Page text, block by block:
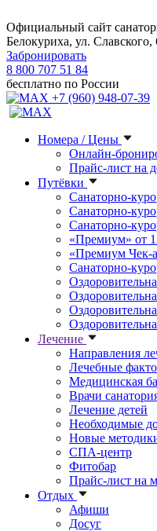
Официальный сайт
Белокуриха, ул. Славского,
Забронировать
8 800 707 51 84
бесплатно по России
+7 (960) 948-07-39
Номера / Цены
Онлайн-
Прайс-лист на
Путёвки
Санаторно-
Санаторно-
Санаторно-
«Премиум» от
«Премиум Чек-
Санаторно-
Лечение
Направления
Лечебные
Медицинская
Врачи
Лечение детей
Необходимые
Новые
СПА-центр
Фитобар
Прайс-лист на
Отдых
Афиши
Досуг